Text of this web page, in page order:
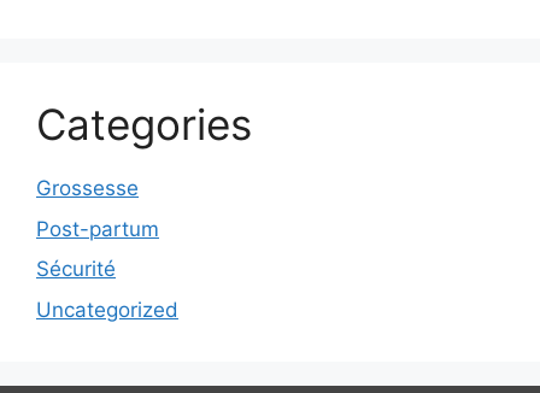
Categories
Grossesse
Post-partum
Sécurité
Uncategorized